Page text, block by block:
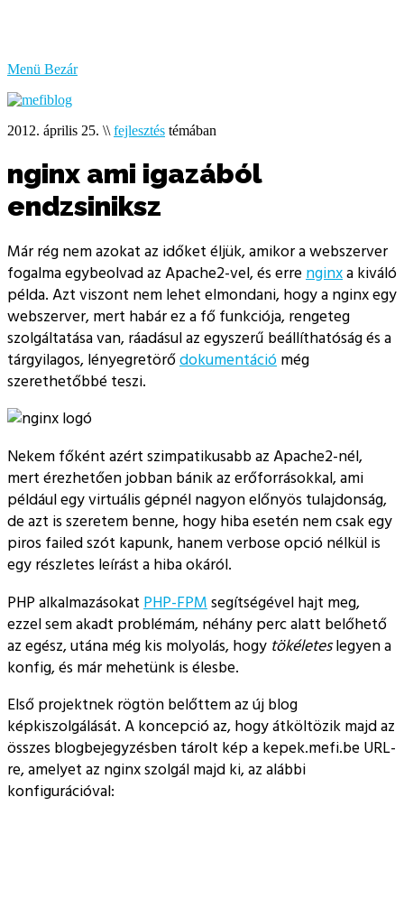
Menü Bezár
2012. április 25. \\ fejlesztés témában
nginx ami igazából
endzsiniksz
Már rég nem azokat az időket éljük, amikor a webszerver
fogalma egybeolvad az Apache2-vel, és erre nginxa kiváló
példa. Azt viszont nem lehet elmondani, hogy a nginx egy
webszerver, mert habár ez a fő funkciója, rengeteg
szolgáltatása van, ráadásul az egyszerű beállíthatóság és a
tárgyilagos, lényegretörődokumentáció még
szerethetőbbé teszi.
Nekem főként azért szimpatikusabb az Apache2-nél,
mert érezhetően jobban bánik az erőforrásokkal, ami
például egy virtuális gépnél nagyon előnyös tulajdonság,
de azt is szeretem benne, hogy hiba esetén nem csak egy
piros failed szót kapunk, hanem verbose opció nélkül is
egy részletes leírást a hiba okáról.
PHP alkalmazásokat PHP-FPM segítségével hajt meg,
ezzel sem akadt problémám, néhány perc alatt belőhető
az egész, utána még kis molyolás, hogy tökéleteslegyen a
konfig, és már mehetünk is élesbe.
Első projektnek rögtön belőttem az új blog
képkiszolgálását. A koncepció az, hogy átköltözik majd az
összes blogbejegyzésben tárolt kép a kepek.mefi.be URL-
re, amelyet az nginx szolgál majd ki, az alábbi
konfigurációval: